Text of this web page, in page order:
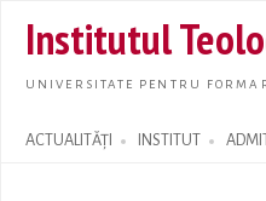
Institutul
UNIVERSITATE PENTRU
ACTUALITĂȚI INSTITUT
Search form